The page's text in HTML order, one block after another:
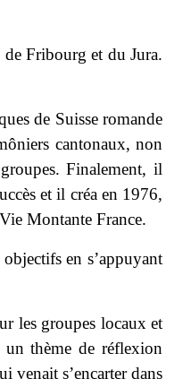
de Fribourg et du Jura.
de Suisse romande
cantonaux, non
Finalement, il
et il créa en 1976,
Montante France.
en s’appuyant
les groupes locaux et
un thème de réflexion
venait s’encarter dans